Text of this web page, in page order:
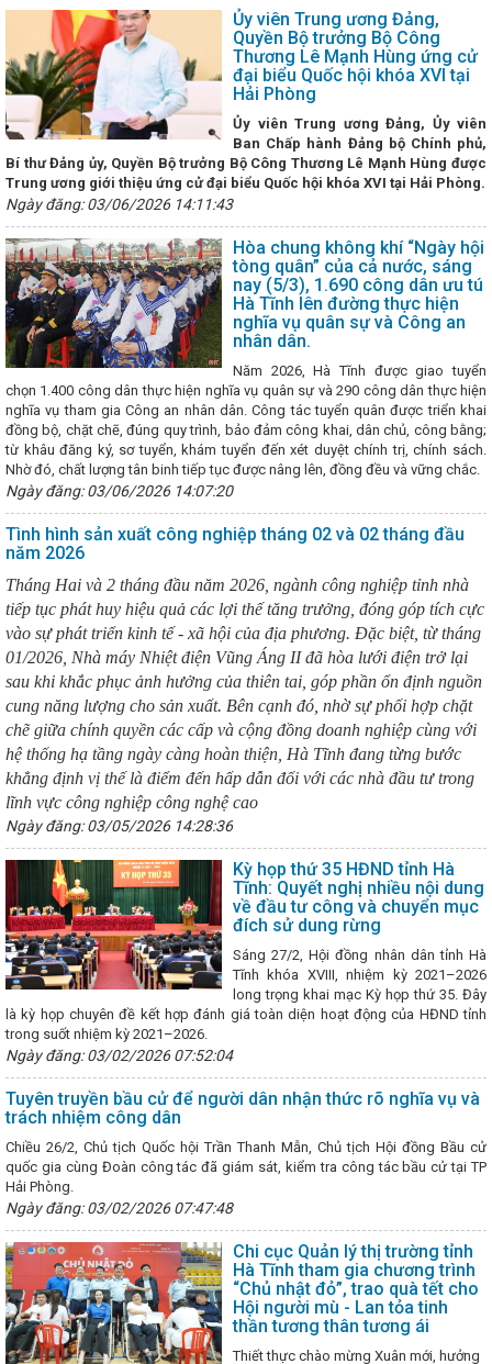
phẩm OCOP Hà Tĩnh
CĐN Công Thương: Phát động Tháng Công
cường kết nối cung cầu tiêu thụ sản phẩm (Theo Đài Phát thanh và
Khởi công 2 dự án năng lượng gần 850 tỷ đồng ở huyện miền núi
cho các nhiệm vụ phát triển kinh tế - xã hội những tháng cuối năm
kề Tết Nguyên đán Giáp Thìn 2024
Sơ kết giữa nhiệm kỳ thực
bộ Sở Công Thương lần thứ III, nhiệm kỳ 2020 - 2025
QUẢN LÝ THỊ TRƯỜNG TỪ BỘ CÔNG THƯƠNG ĐỂ TỔ CHỨC LẠI
THỊ TRƯỜNG THUỘC SỞ CÔNG THƯƠNG
Hội nghị trực tuyến
nghiệp, đảm bảo hàng hóa Tết Nguyên đán năm 2024
Quy
trong lĩnh vực hóa chất và vật liệu nổ công nghiệp
Thực
Nam ưu tiên dùng hàng Việt Nam”
dự thảo Chương trình hành động thực hiện Nghị quyết Đại hội Đảng
hội Hội Hữu nghị Việt Nam-Thái Lan tỉnh Hà Tĩnh lần thứ IV, nhiệm kỳ
Công thương vùng Bắc Trung bộ – Hà Tĩnh 2025 diễn ra từ 19/11
bày, giới thiệu gần 50 sản phẩm đặc trưng, tiêu biểu tại Hội nghị kết
Trung – Tây Nguyên tổ chức tại thành phố Đà Nẵng
Lãnh
Công nghệ bảo vệ môi trường Hồ Nam Tengchi
Tổ chức giải
chào mừng Đại hội Công đoàn các cấp
hydrogen của Việt Nam đến năm 2030, tầm nhìn đến năm 2050
Tô Lâm gặp Tổng thống Hoa Kỳ Joe Biden
THỰC TRẠNG VÀ
NGHIỆP CHẾ BIẾN GỖ TRÊN ĐỊA BÀN TỈNH HÀ TĨNH
Công điện
an toàn, ổn định các nhà máy điện trong thời gian tới
Lý do
xã theo quy định cũ
Hôm nay (22/5), khai mạc Kỳ họp thứ 5,
TÁC BỘ CÔNG THƯƠNG LÀM VIỆC VỚI SỞ CÔNG THƯƠNG TỈNH
ghi nhớ hợp tác về bảo vệ người tiêu dùng giữa Ủy ban Cạnh tranh
hiệp Vương quốc Anh và Bắc Ai-len
nhiệt điện Vũng Áng II - Công ty TNHH Nhiệt điện Vũng Áng II
động ngành Công Thương Hà Tĩnh tích cực hưởng ứng “Tuần lễ Áo
công nghiệp hỗ trợ ngành cơ khí Việt Nam gắn với sản xuất, lắp
hệ thống đường sắt Việt Nam
Bộ trưởng Nguyễn Hồng Diên
Đại biểu Quốc hội quan tâm về phát triển năng lượng tái tạo
thành kế hoạch kiểm tra Công đoàn cơ sở năm 2024
Đoàn
CĐN Công Thương về công tác chuẩn bị đại hội nhiệm kỳ 2023-
tổ chức Chào cờ - triển khai công tác tháng 3 năm 2024
2 tiếp nhận những tấn than đầu tiên
Giải pháp quản lý nhà
kiện thực hiện chính quyền địa phương 02 cấp trên địa bàn tỉnh
tuyên truyền Cuộc vận động “Người Việt Nam ưu tiên dùng hàng
năm 2023
Hà Tĩnh có 2 dự án quan trọng quốc gia, trọng
Hà Tĩnh với “Chiến dịch Quang Trung”
Ban Chấp hành Đảng bộ
XH năm 2025
Đề xuất xây dựng dự án điện mặt trời đầu tiên trên
tại Hà Tĩnh
Ban Thường vụ Tỉnh ủy, Ban Chấp hành Đảng bộ
các nội dung
Trong mọi tình huống phải đảm bảo nguồn cung
trường trong nước
Sở Công Thương tổ chức Chào cờ - triển khai công tác tháng
thực hiện chương trình phát triển ngành công nghiệp môi trường
trên địa bàn tỉnh Hà Tĩnh
Bộ Công Thương Việt Nam và Bộ
ghi nhớ về phát triển chuỗi liên kết công nghiệp
Bộ đội Biên
Hội thi "Dân vận khéo" Hà Tĩnh năm 2024
Tình hình sản xuất
7 tháng đầu năm 2026
Kỳ họp lần thứ 13 Ủy ban hợp tác kinh tế,
Trung Quốc
Hà Tĩnh tham gia Hội nghị Kết nối cung - cầu giữa
và các tỉnh, thành phố trong cả nước
Hà Tĩnh tăng cường hợp
khai hoạt động Khoa học công nghệ, chuyển đổi số
Ứng xử với
internet như thế nào?
Hà Tĩnh một thế kỷ vươn mình khởi sắc
Bắc Trung Bộ và phía Bắc
Tăng trưởng GRDP Hà Tĩnh ước đạt
Trung Bộ
Tập huấn kiến thức công nghiệp hỗ trợ, công nghiệp
bản pháp luật về cụm công nghiệp
nghị quyết
Hà Tĩnh có 6 dự án khởi công, khởi động chào
Kế hoạch triển khai thực hiện Nghị quyết số 209/NQ-CP ngày
Kế hoạch số 322-KH/TU ngày 10/01/2025 của Tỉnh ủy về việc
ngày 19/3/2024 của Ban Bí thư Trung ương Đảng khóa XIII về tiếp
toàn khi mua bán hàng hóa trong thương mại điện tử và thanh toán
Kỳ họp thứ 34, HĐND tỉnh: Đại biểu chất vấn về nguy cơ mất an
Trung ương người giàu bất thường, nói nhiều làm ít
Chủ tịch
đột phá, đưa Hà Tĩnh phát triển nhanh và bền vững giai đoạn 2026
thiện cơ sở hạ tầng tại các Cụm công nghiệp trên địa bàn tỉnh Hà
vướng mắc, đẩy mạnh thực hiện Đề án 06 ở Hà Tĩnh
Làm việc với
Sài Gòn về duy trì tuyến hàng container qua cảng Vũng Áng
CHẤT NĂM 2025 TẠI CHI NHÁNH CÔNG NGHIỆP HÓA CHẤT MỎ
Ủy viên Trung ương Đảng,
Quyền Bộ trưởng Bộ Công
Thương Lê Mạnh Hùng ứng cử
đại biểu Quốc hội khóa XVI tại
Hải Phòng
Ủy viên Trung ương Đảng, Ủy viên
Ban Chấp hành Đảng bộ Chính phủ,
Bí thư Đảng ủy, Quyền Bộ trưởng Bộ Công Thương Lê Mạnh Hùng được
Trung ương giới thiệu ứng cử đại biểu Quốc hội khóa XVI tại Hải Phòng.
Ngày đăng: 03/06/2026 14:11:43
Hòa chung không khí “Ngày hội
tòng quân” của cả nước, sáng
nay (5/3), 1.690 công dân ưu tú
Hà Tĩnh lên đường thực hiện
nghĩa vụ quân sự và Công an
nhân dân.
Năm 2026, Hà Tĩnh được giao tuyển
chọn 1.400 công dân thực hiện nghĩa vụ quân sự và 290 công dân thực hiện
nghĩa vụ tham gia Công an nhân dân. Công tác tuyển quân được triển khai
đồng bộ, chặt chẽ, đúng quy trình, bảo đảm công khai, dân chủ, công bằng;
từ khâu đăng ký, sơ tuyển, khám tuyển đến xét duyệt chính trị, chính sách.
Nhờ đó, chất lượng tân binh tiếp tục được nâng lên, đồng đều và vững chắc.
Ngày đăng: 03/06/2026 14:07:20
Tình hình sản xuất công nghiệp tháng 02 và 02 tháng đầu
năm 2026
Tháng Hai và 2 tháng đầu năm 2026, ngành công nghiệp tỉnh nhà
tiếp tục phát huy hiệu quả các lợi thế tăng trưởng, đóng góp tích cực
vào sự phát triển kinh tế - xã hội của địa phương. Đặc biệt, từ tháng
01/2026, Nhà máy Nhiệt điện Vũng Áng II đã hòa lưới điện trở lại
sau khi khắc phục ảnh hưởng của thiên tai, góp phần ổn định nguồn
cung năng lượng cho sản xuất. Bên cạnh đó, nhờ sự phối hợp chặt
chẽ giữa chính quyền các cấp và cộng đồng doanh nghiệp cùng với
hệ thống hạ tầng ngày càng hoàn thiện, Hà Tĩnh đang từng bước
khẳng định vị thế là điểm đến hấp dẫn đối với các nhà đầu tư trong
lĩnh vực công nghiệp công nghệ cao
Ngày đăng: 03/05/2026 14:28:36
Kỳ họp thứ 35 HĐND tỉnh Hà
Tĩnh: Quyết nghị nhiều nội dung
về đầu tư công và chuyển mục
đích sử dung rừng
Sáng 27/2, Hội đồng nhân dân tỉnh Hà
Tĩnh khóa XVIII, nhiệm kỳ 2021–2026
long trọng khai mạc Kỳ họp thứ 35. Đây
là kỳ họp chuyên đề kết hợp đánh giá toàn diện hoạt động của HĐND tỉnh
trong suốt nhiệm kỳ 2021–2026.
Ngày đăng: 03/02/2026 07:52:04
Tuyên truyền bầu cử để người dân nhận thức rõ nghĩa vụ và
trách nhiệm công dân
Chiều 26/2, Chủ tịch Quốc hội Trần Thanh Mẫn, Chủ tịch Hội đồng Bầu cử
quốc gia cùng Đoàn công tác đã giám sát, kiểm tra công tác bầu cử tại TP
Hải Phòng.
Ngày đăng: 03/02/2026 07:47:48
Chi cục Quản lý thị trường tỉnh
Hà Tĩnh tham gia chương trình
“Chủ nhật đỏ”, trao quà tết cho
Hội người mù - Lan tỏa tinh
thần tương thân tương ái
Thiết thực chào mừng Xuân mới, hưởng